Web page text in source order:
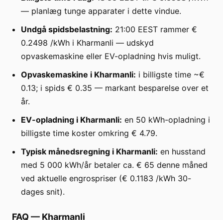
— planlæg tunge apparater i dette vindue.
Undgå spidsbelastning: 21:00 EEST rammer €
0.2498 /kWh i Kharmanli — udskyd
opvaskemaskine eller EV-opladning hvis muligt.
Opvaskemaskine i Kharmanli: i billigste time ~€
0.13; i spids € 0.35 — markant besparelse over et
år.
EV-opladning i Kharmanli: en 50 kWh-opladning i
billigste time koster omkring € 4.79.
Typisk månedsregning i Kharmanli: en husstand
med 5 000 kWh/år betaler ca. € 65 denne måned
ved aktuelle engrospriser (€ 0.1183 /kWh 30-
dages snit).
FAQ — Kharmanli